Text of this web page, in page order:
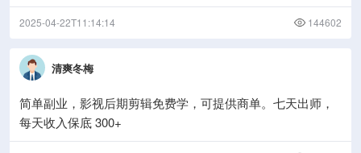
2025-04-22T11:14:14 144602
清爽冬梅
简单副业，影视后期剪辑免费学，可提供商单。七天出师，
每天收入保底 300+